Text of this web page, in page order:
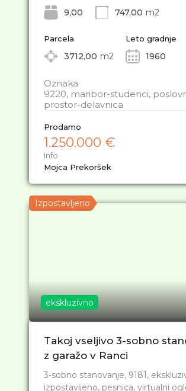
9,00 747,00 m2
Parcela
3712,00 m2
Leto gradnje
1960
Oznaka
9220, maribor-studenci,
prostor-delavnica
Prodamo
1.250.000 €
Info
Mojca Prekoršek
Izpostavljeno
ekskluzivno
Takoj vseljivo 3-sobno
z garažo v Ranci
3-sobno stanovanje, 9181,
izpostavljeno, pesnica, virtualni